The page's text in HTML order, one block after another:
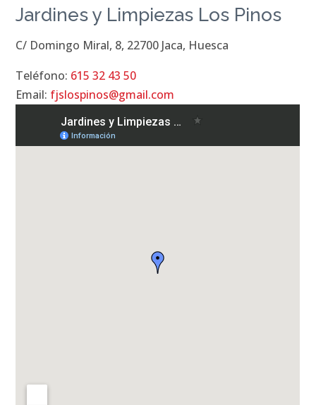
Jardines y Limpiezas Los Pinos
C/ Domingo Miral, 8, 22700 Jaca, Huesca
Teléfono: 615 32 43 50
Email: fjslospinos@gmail.com